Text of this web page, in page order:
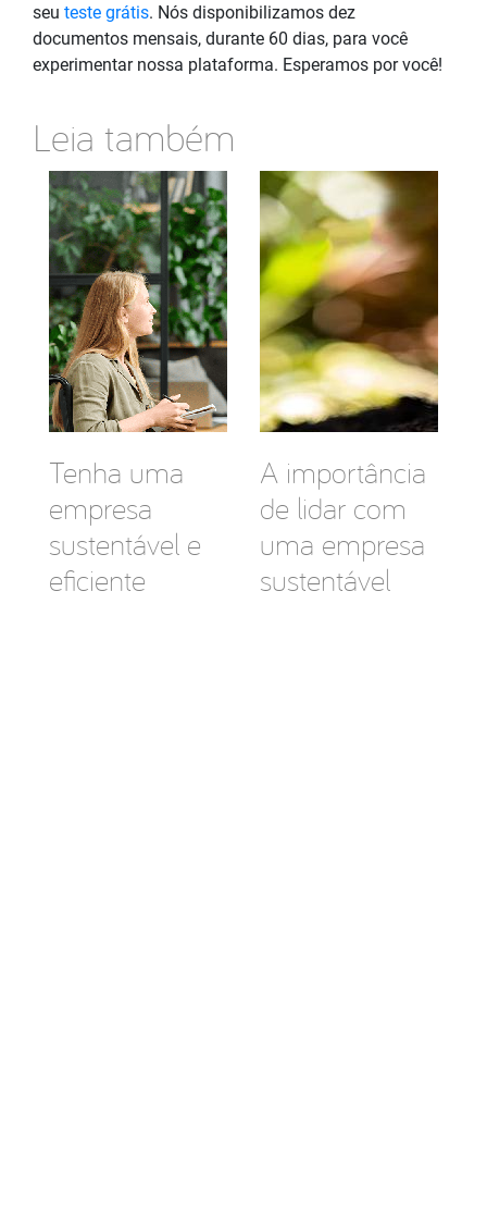
seu teste grátis. Nós disponibilizamos dez
documentos mensais, durante 60 dias, para você
experimentar nossa plataforma. Esperamos por você!
Leia também
Tenha uma
empresa
sustentável e
eficiente
A importância
de lidar com
uma empresa
sustentável